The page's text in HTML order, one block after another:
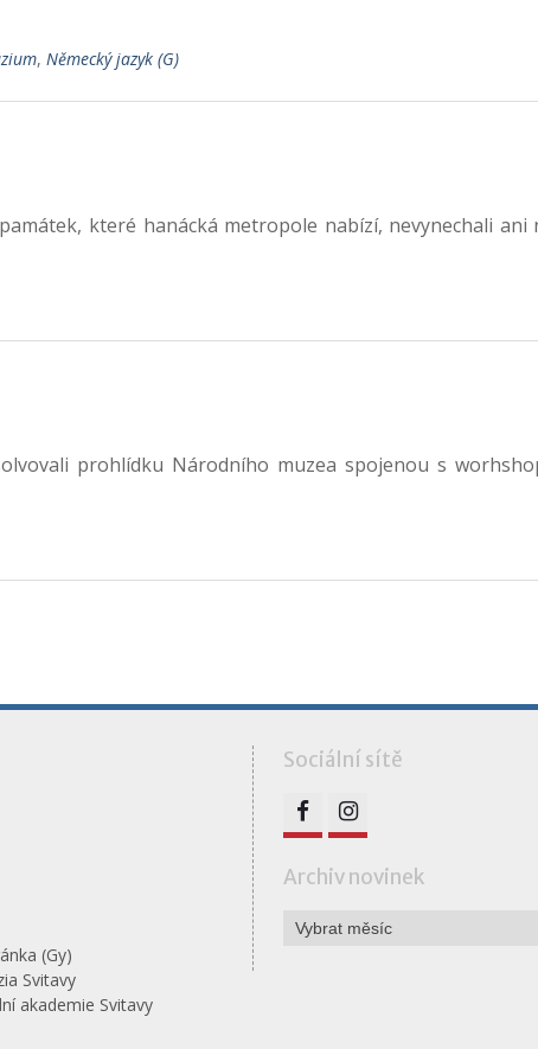
, Německý jazyk (G)
které hanácká metropole nabízí, nevynechali ani
prohlídku Národního muzea spojenou s
(Gy)
Svitavy
akademie Svitavy
Sociální sítě
FB IG
Archiv novinek
Archiv